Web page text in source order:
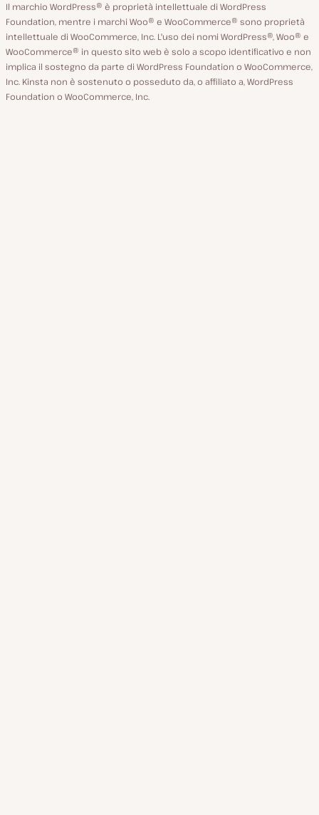
Il marchio WordPress® è proprietà intellettuale di WordPress
Foundation, mentre i marchi Woo® e WooCommerce® sono proprietà
intellettuale di WooCommerce, Inc. L'uso dei nomi WordPress®, Woo® e
WooCommerce® in questo sito web è solo a scopo identificativo e non
implica il sostegno da parte di WordPress Foundation o WooCommerce,
Inc. Kinsta non è sostenuto o posseduto da, o affiliato a, WordPress
Foundation o WooCommerce, Inc.